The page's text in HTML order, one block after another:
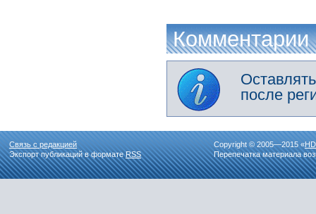
Комментарии
после
Связь с редакцией
Экспорт публикаций в форматеRSS
Copyright © 2005—2015 «
Перепечатка материала